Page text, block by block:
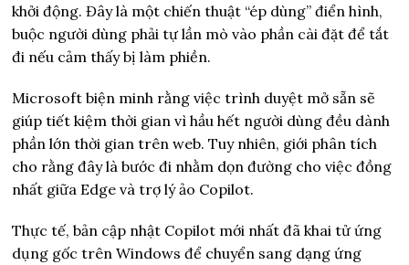
khởi động. Đây là một chiến thuật “ép dùng” điển hình,
buộc người dùng phải tự lần mò vào phần cài đặt để tắt
đi nếu cảm thấy bị làm phiền.
Microsoft biện minh rằng việc trình duyệt mở sẵn sẽ
giúp tiết kiệm thời gian vì hầu hết người dùng đều dành
phần lớn thời gian trên web. Tuy nhiên, giới phân tích
cho rằng đây là bước đi nhằm dọn đường cho việc đồng
nhất giữa Edge và trợ lý ảo Copilot.
Thực tế, bản cập nhật Copilot mới nhất đã khai tử ứng
dụng gốc trên Windows để chuyển sang dạng ứng